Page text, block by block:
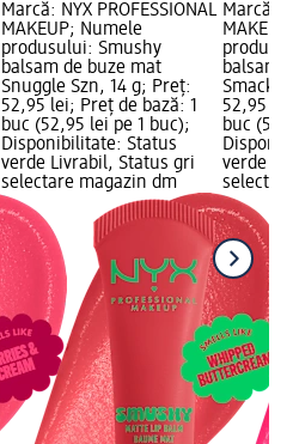
Marcă: NYX PROFESSIONAL
MAKEUP; Numele
produsului: Smushy
balsam de buze mat
Snuggle Szn, 14 g; Preț:
52,95 lei; Preț de bază: 1
buc (52,95 lei pe 1 buc);
Disponibilitate: Status
verde Livrabil, Status gri
selectare magazin dm
Marcă:
balsam
Smack,
52,95
buc
verde